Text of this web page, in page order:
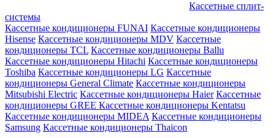
Кассетные сплит-
системы
Кассетные кондиционеры FUNAI Кассетные кондиционеры
Hisense Кассетные кондиционеры MDV Кассетные
кондиционеры TCL Кассетные кондиционеры Ballu
Кассетные кондиционеры Hitachi Кассетные кондиционеры
Toshiba Кассетные кондиционеры LG Кассетные
кондиционеры General Climate Кассетные кондиционеры
Mitsubishi Electric Кассетные кондиционеры Haier Кассетные
кондиционеры GREE Кассетные кондиционеры Kentatsu
Кассетные кондиционеры MIDEA Кассетные кондиционеры
Samsung Кассетные кондиционеры Thaicon